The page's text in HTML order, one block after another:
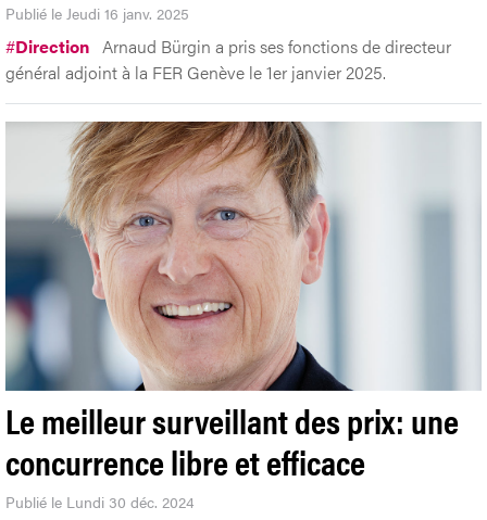
Publié le Jeudi 16 janv. 2025
#Direction Arnaud Bürgin a pris ses fonctions de directeur
général adjoint à la FER Genève le 1er janvier 2025.
Le meilleur surveillant des prix: une
concurrence libre et efficace
Publié le Lundi 30 déc. 2024